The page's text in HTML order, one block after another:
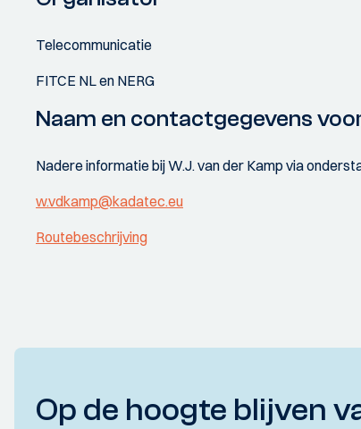
Telecommunicatie
FITCE NL en NERG
Naam en contactgegevens
Nadere informatie bij W.J. van der Kamp via
w.vdkamp@kadatec.eu
Routebeschrijving
Op de hoogte blijven